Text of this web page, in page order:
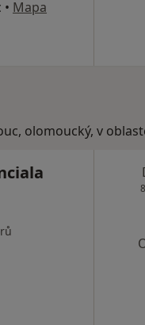
• Mapa
olomoucký, v